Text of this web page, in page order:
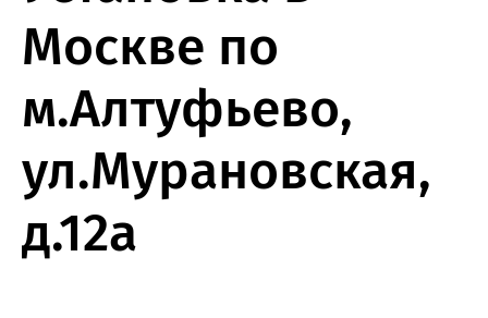
Москве по
м.Алтуфьево,
ул.Мурановская,
д.12а